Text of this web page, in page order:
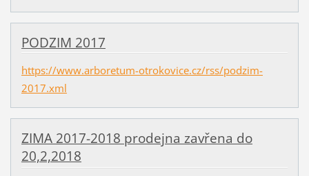
PODZIM 2017
https://www.arboretum-otrokovice.cz/rss/podzim-
2017.xml
ZIMA 2017-2018 prodejna zavřena do
20,2,2018